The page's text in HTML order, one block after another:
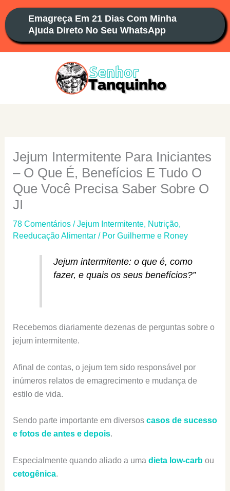
para
conteúdo
Emagreça Em 21 Dias Com Minha
Ajuda Direto No Seu WhatsApp
Jejum Intermitente Para Iniciantes
– O Que É, Benefícios E Tudo O
Que Você Precisa Saber Sobre O
JI
78 Comentários /Jejum Intermitente, Nutrição,
Reeducação Alimentar/ Por Guilherme e Roney
Jejum intermitente: o que é, como
fazer, e quais os seus benefícios?”
Recebemos diariamente dezenas de perguntas sobre o
jejum intermitente.
Afinal de contas, o jejum tem sido responsável por
inúmeros relatos de emagrecimento e mudança de
estilo de vida.
Sendo parte importante em diversos casos de sucesso
e fotos de antes e depois.
Especialmente quando aliado a uma dieta low-carbou
cetogênica.